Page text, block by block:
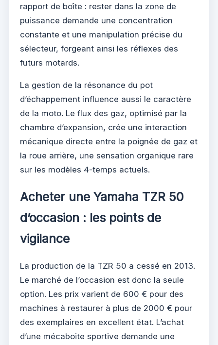
rapport de boîte : rester dans la zone de
puissance demande une concentration
constante et une manipulation précise du
sélecteur, forgeant ainsi les réflexes des
futurs motards.
La gestion de la résonance du pot
d’échappement influence aussi le caractère
de la moto. Le flux des gaz, optimisé par la
chambre d’expansion, crée une interaction
mécanique directe entre la poignée de gaz et
la roue arrière, une sensation organique rare
sur les modèles 4-temps actuels.
Acheter une Yamaha TZR 50
d’occasion : les points de
vigilance
La production de la TZR 50 a cessé en 2013.
Le marché de l’occasion est donc la seule
option. Les prix varient de 600 € pour des
machines à restaurer à plus de 2000 € pour
des exemplaires en excellent état. L’achat
d’une mécaboite sportive demande une